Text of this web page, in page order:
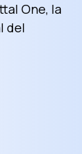
One, la
del